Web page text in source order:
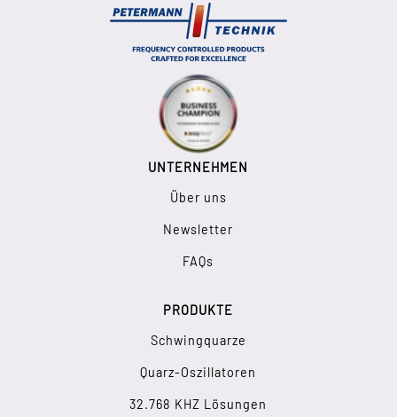
UNTERNEHMEN
Über uns
Newsletter
FAQs
PRODUKTE
Schwingquarze
Quarz-Oszillatoren
32.768 KHZ Lösungen